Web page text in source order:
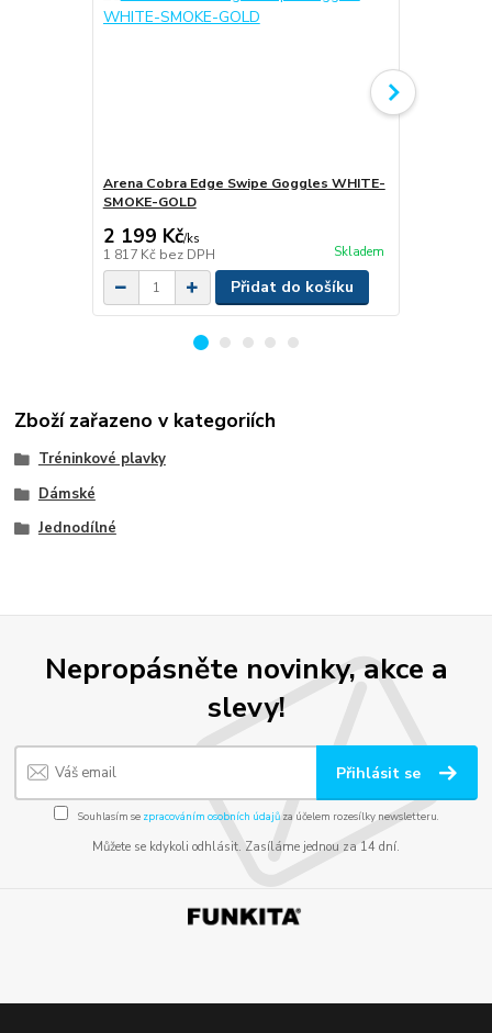
Arena Cobra Edge Swipe Goggles WHITE-
SMOKE-GOLD
2 199 Kč/ks
1 817 Kč bez DPH Skladem
Přidat do košíku
Zboží zařazeno v kategoriích
Tréninkové plavky
Dámské
Jednodílné
Nepropásněte novinky, akce a
slevy!
Přihlásit se
Souhlasím se zpracováním osobních údajůza účelem rozesílky newsletteru.
Můžete se kdykoli odhlásit. Zasíláme jednou za 14 dní.